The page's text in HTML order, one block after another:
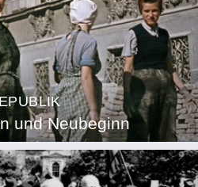
und Neubeginn